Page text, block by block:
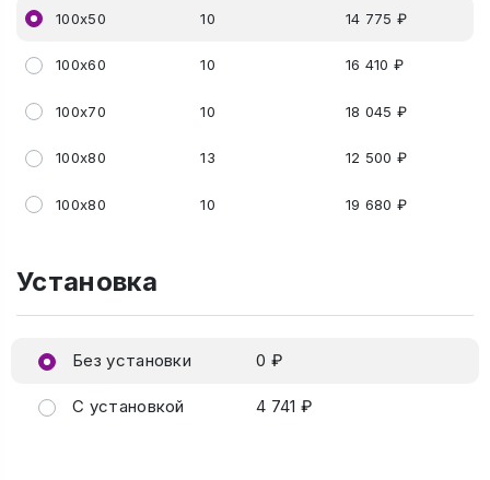
100х50 10 14 775 ₽
100х60 10 16 410 ₽
100х70 10 18 045 ₽
100х80 13 12 500 ₽
100х80 10 19 680 ₽
Установка
Без установки 0 ₽
С установкой 4 741 ₽